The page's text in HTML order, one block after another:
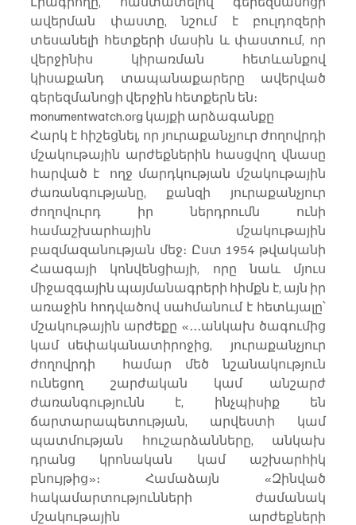
ավերման փաստը, նշում է բուլդոզերի
տեսանելի հետքերի մասին և փաստում, որ
վերջինիս կիրառման հետևանքով
կիսաքանդ տապանաքարերը ավերված
գերեզմանոցի վերջին հետքերն են։
monumentwatch.org կայքի արձագանքը
Հարկ է հիշեցնել, որ յուրաքանչյուր ժողովրդի
մշակութային արժեքներին հասցվող վնասը
հարված է  ողջ մարդկության մշակութային
ժառանգությանը, քանզի յուրաքանչյուր
ժողովուրդ իր ներդրումն ունի
համաշխարհային մշակութային
բազմազանության մեջ։ Ըստ 1954 թվականի
Հաագայի կոնվենցիայի, որը նաև մյուս
միջազգային պայմանագրերի հիմքն է, այն իր
առաջին հոդվածով սահմանում է հետևյալը՝
մշակութային արժեքը «․․․անկախ ծագումից
կամ սեփականատիրոջից,  յուրաքանչյուր
ժողովրդի  համար մեծ նշանակություն
ունեցող շարժական կամ անշարժ
ժառանգությունն է, ինչպիսիք են
ճարտարապետության, արվեստի կամ
պատմության հուշարձանները, անկախ
դրանց կրոնական կամ աշխարհիկ
բնույթից»։ Համաձայն «Զինված
հակամարտությունների ժամանակ
մշակութային արժեքների